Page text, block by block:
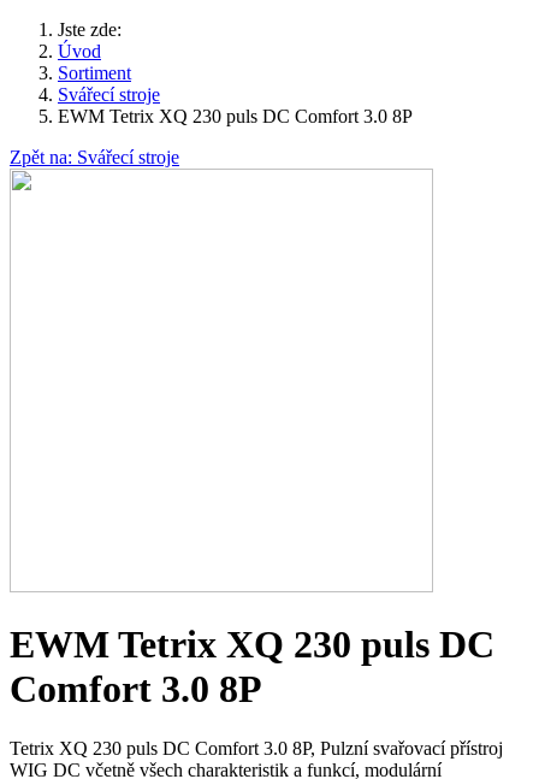
Jste zde:
Úvod
Sortiment
Svářecí stroje
EWM Tetrix XQ 230 puls DC Comfort 3.0 8P
Zpět na: Svářecí stroje
EWM Tetrix XQ 230 puls DC
Comfort 3.0 8P
Tetrix XQ 230 puls DC Comfort 3.0 8P, Pulzní svařovací přístroj
WIG DC včetně všech charakteristik a funkcí, modulární